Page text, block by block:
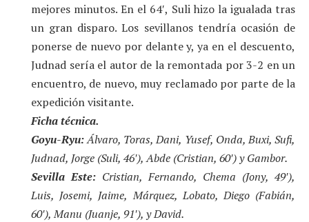
mejores minutos. En el 64′, Suli hizo la igualada tras
un gran disparo. Los sevillanos tendría ocasión de
ponerse de nuevo por delante y, ya en el descuento,
Judnad sería el autor de la remontada por 3-2 en un
encuentro, de nuevo, muy reclamado por parte de la
expedición visitante.
Ficha técnica.
Goyu-Ryu:Álvaro, Toras, Dani, Yusef, Onda, Buxi, Sufi,
Judnad, Jorge (Suli, 46′), Abde (Cristian, 60′) y Gambor.
Sevilla Este: Cristian, Fernando, Chema (Jony, 49′),
Luis, Josemi, Jaime, Márquez, Lobato, Diego (Fabián,
60′), Manu (Juanje, 91′), y David.